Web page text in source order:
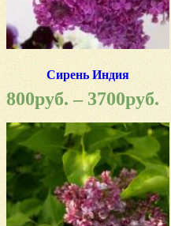
Сирень Индия
800руб.–3700руб.